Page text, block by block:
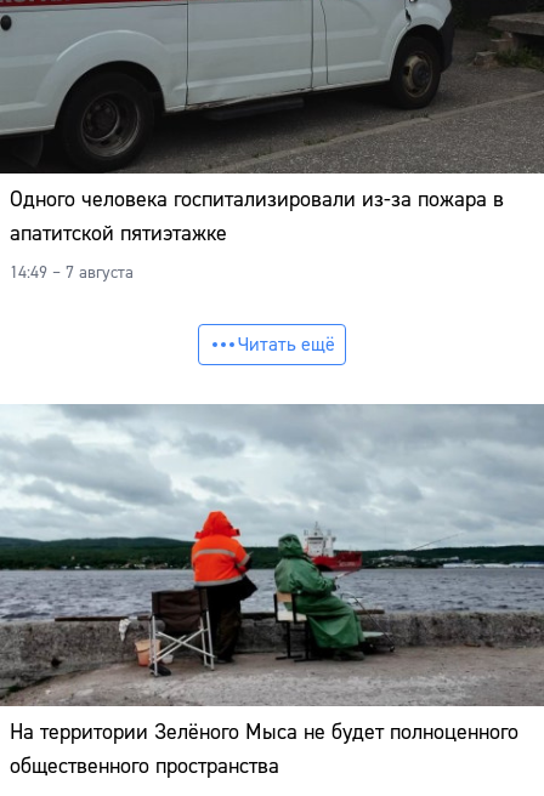
Одного человека госпитализировали из-за пожара в
апатитской пятиэтажке
14:49 – 7 августа
Читать ещё
На территории Зелёного Мыса не будет полноценного
общественного пространства